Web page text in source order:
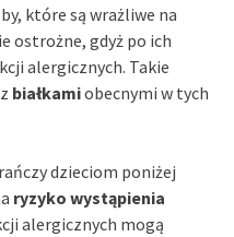
które są wrażliwe na
ostrożne, gdyż po ich
alergicznych. Takie
białkamiobecnymi w tych
dzieciom poniżej
ryzyko wystąpienia
alergicznych mogą